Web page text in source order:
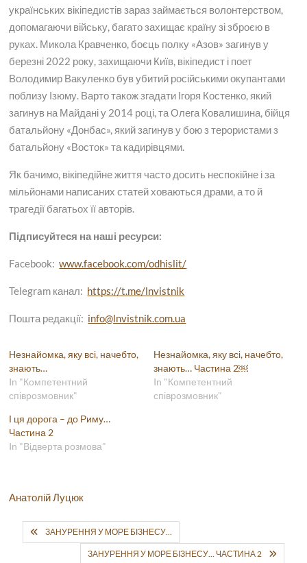
українських вікіпедистів зараз займається волонтерством,
допомагаючи війську, багато захищає країну зі зброєю в
руках. Микола Кравченко, боєць полку «Азов» загинув у
березні 2022 року, захищаючи Київ, вікіпедист і поет
Володимир Вакуленко був убитий російськими окупантами
поблизу Ізюму. Варто також згадати Ігоря Костенко, який
загинув на Майдані у 2014 році, та Олега Ковалишина, бійця
батальйону «Донбас», який загинув у бою з терористами з
батальйону «Восток» та кадирівцями.
Як бачимо, вікіпедійне життя часто досить неспокійне і за
мільйонами написаних статей ховаються драми, а то й
трагедії багатьох її авторів.
Підписуйтеся на наші ресурси:
Facebook:www.facebook.com/odhislit/
Telegram канал: https://t.me/lnvistnik
Пошта редакції: info@lnvistnik.com.ua
Незнайомка, яку всі, начебто,
знають…
In "Компетентний
співрозмовник"
Незнайомка, яку всі, начебто,
знають… Частина 2￼
In "Компетентний
співрозмовник"
І ця дорога – до Риму…
Частина 2
In "Відверта розмова"
Анатолій Луцюк
ЗАНУРЕННЯ У МОРЕ БІЗНЕСУ…
ЗАНУРЕННЯ У МОРЕ БІЗНЕСУ… ЧАСТИНА 2